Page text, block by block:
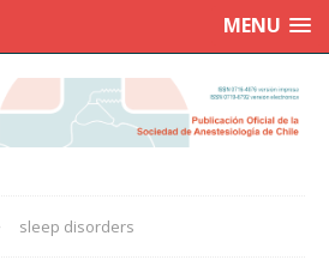
MENU
sleep disorders